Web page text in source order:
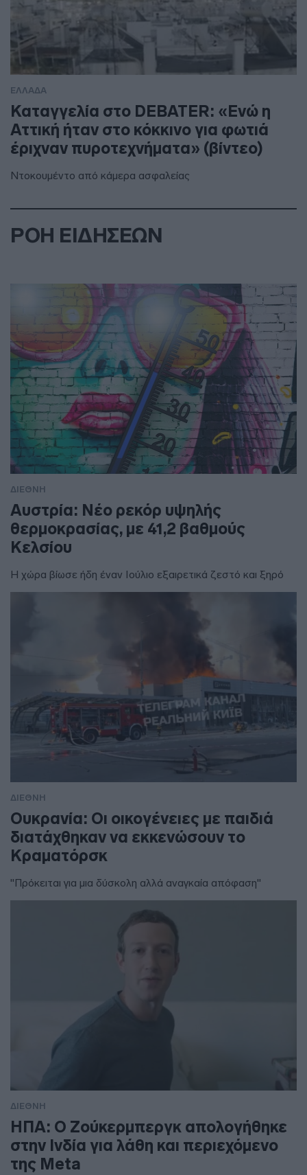
ΕΛΛΑΔΑ
Καταγγελία στο DEBATER: «Ενώ η
Αττική ήταν στο κόκκινο για φωτιά
έριχναν πυροτεχνήματα» (βίντεο)
Ντοκουμέντο από κάμερα ασφαλείας
ΡΟΗ ΕΙΔΗΣΕΩΝ
ΔΙΕΘΝΗ
Αυστρία: Νέο ρεκόρ υψηλής
θερμοκρασίας, με 41,2 βαθμούς
Κελσίου
Η χώρα βίωσε ήδη έναν Ιούλιο εξαιρετικά ζεστό και ξηρό
ΔΙΕΘΝΗ
Ουκρανία: Οι οικογένειες με παιδιά
διατάχθηκαν να εκκενώσουν το
Κραματόρσκ
"Πρόκειται για μια δύσκολη αλλά αναγκαία απόφαση"
ΔΙΕΘΝΗ
ΗΠΑ: Ο Ζούκερμπεργκ απολογήθηκε
στην Ινδία για λάθη και περιεχόμενο
της Meta